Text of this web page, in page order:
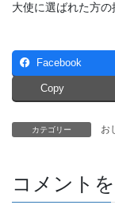
大使に選ばれた方の
Facebook
Copy
カテゴリー お
コメント